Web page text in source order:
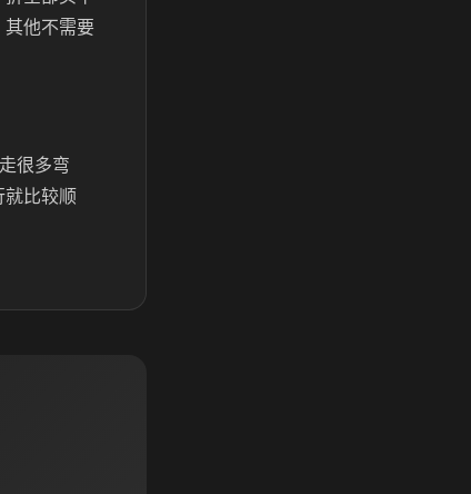
其他不需要
很多弯
就比较顺